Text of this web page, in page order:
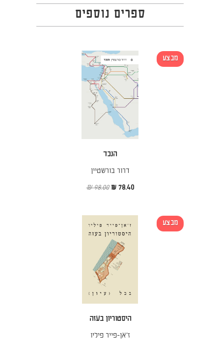
ספרים נוספים
הנכד
דרור בורשטיין
78.40 ₪
98.00 ₪
מבצע
היסטוריון בעזה
ז׳אן-פייר פיליו
מבצע